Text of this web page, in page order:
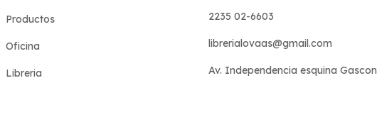
Productos
Oficina
Libreria
2235 02-6603
librerialovaas@gmail.com
Av. Independencia esquina Gascon